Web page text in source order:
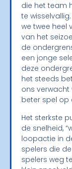
die het team
te
we twee heel
van het
de
een jonge
deze
het steeds
ons verwacht
beter spel op
Het sterkste
de snelheid,
loopactie in
spelers die
spelers weg